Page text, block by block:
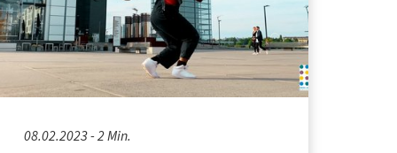
08.02.2023 - 2 Min.